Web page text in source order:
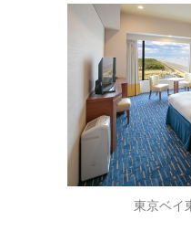
東京ベイ